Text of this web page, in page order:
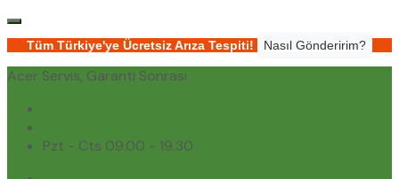
Tüm Türkiye'ye Ücretsiz Arıza Tespiti! Nasıl Gönderirim?
Acer Servis, Garanti Sonrası
Pzt - Cts 09.00 - 19.30